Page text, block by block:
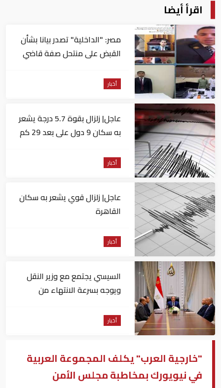
اقرأ أيضا
مصر: "الداخلية" تصدر بيانا بشأن
القبض على منتحل صفة قاضي
أخبار
عاجل| زلزال بقوة 5.7 درجة يشعر
به سكان 9 دول على بعد 29 كم
أخبار
عاجل| زلزال قوي يشعر به سكان
القاهرة
أخبار
السيسي يجتمع مع وزير النقل
ويوجه بسرعة الانتهاء من
أخبار
"خارجية العرب" يكلف المجموعة العربية
في نيويورك بمخاطبة مجلس الأمن